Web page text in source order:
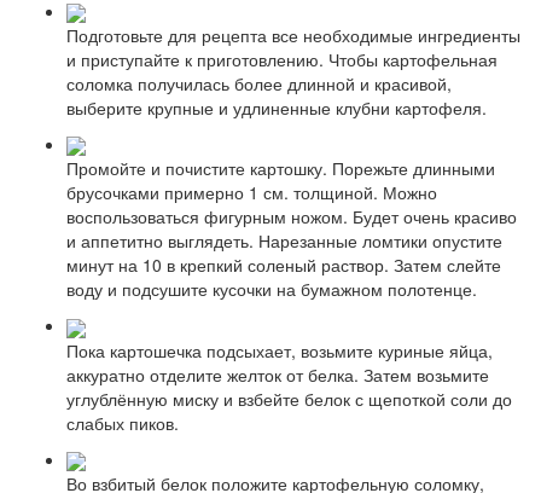
Подготовьте для рецепта все необходимые ингредиенты
и приступайте к приготовлению. Чтобы картофельная
соломка получилась более длинной и красивой,
выберите крупные и удлиненные клубни картофеля.
Промойте и почистите картошку. Порежьте длинными
брусочками примерно 1 см. толщиной. Можно
воспользоваться фигурным ножом. Будет очень красиво
и аппетитно выглядеть. Нарезанные ломтики опустите
минут на 10 в крепкий соленый раствор. Затем слейте
воду и подсушите кусочки на бумажном полотенце.
Пока картошечка подсыхает, возьмите куриные яйца,
аккуратно отделите желток от белка. Затем возьмите
углублённую миску и взбейте белок с щепоткой соли до
слабых пиков.
Во взбитый белок положите картофельную соломку,